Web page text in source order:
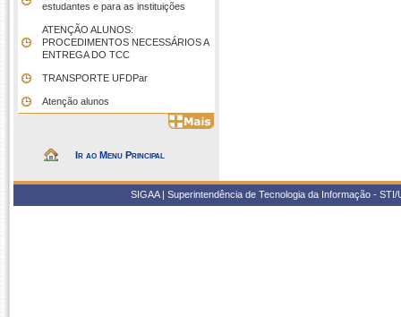
estudantes e para as instituições
ATENÇÃO ALUNOS:
PROCEDIMENTOS NECESSÁRIOS A
ENTREGA DO TCC
TRANSPORTE UFDPar
Atenção alunos
Ir ao Menu Principal
SIGAA | Superintendência de Tecnologia da Informação -